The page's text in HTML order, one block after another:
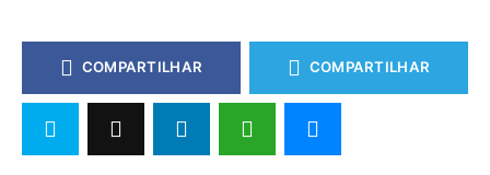
COMPARTILHAR COMPARTILHAR